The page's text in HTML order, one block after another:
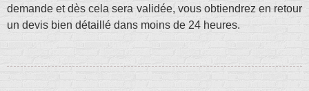
demande et dès cela sera validée, vous obtiendrez en retour
un devis bien détaillé dans moins de 24 heures.